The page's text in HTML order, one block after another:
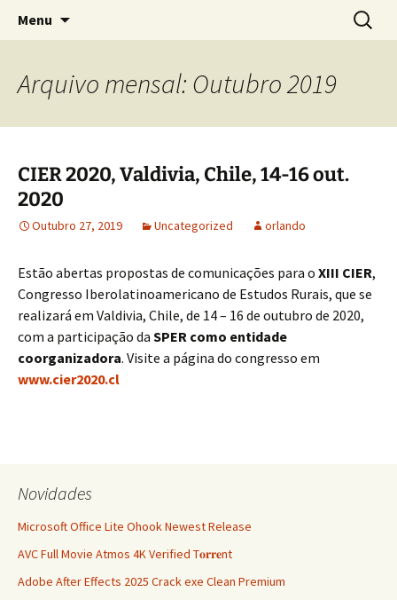
conteúdo
SPER
Sociedade Portuguesa de Estudos Rurais
Menu
por:
Arquivo mensal: Outubro 2019
CIER 2020, Valdivia, Chile, 14-16 out.
2020
Outubro 27, 2019 Uncategorized orlando
Estão abertas propostas de comunicações para o XIII CIER,
Congresso Iberolatinoamericano de Estudos Rurais, que se
realizará em Valdivia, Chile, de 14 – 16 de outubro de 2020,
com a participação da SPER como entidade
coorganizadora. Visite a página do congresso em
www.cier2020.cl
Novidades
Microsoft Office Lite Ohook Newest Release
AVC Full Movie Atmos 4K Verified T𝐨𝐫𝐫𝐞nt
Adobe After Effects 2025 Crack exe Clean Premium